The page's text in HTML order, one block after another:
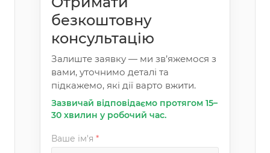
безкоштовну
консультацію
Залиште заявку — ми зв’яжемося з
вами, уточнимо деталі та
підкажемо, які дії варто вжити.
Зазвичай відповідаємо протягом 15–
30 хвилин у робочий час.
Ваше ім'я *